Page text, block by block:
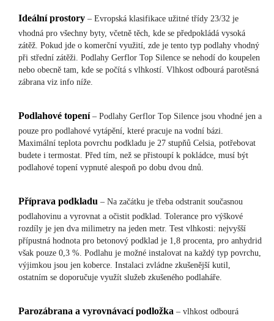
Ideální prostory – Evropská klasifikace užitné třídy 23/32 je
vhodná pro všechny byty, včetně těch, kde se předpokládá vysoká
zátěž. Pokud jde o komerční využití, zde je tento typ podlahy vhodný
při střední zátěži. Podlahy Gerflor Top Silence se nehodí do koupelen
nebo obecně tam, kde se počítá s vlhkostí. Vlhkost odbourá parotěsná
zábrana viz info níže.
Podlahové topení – Podlahy Gerflor Top Silence jsou vhodné jen a
pouze pro podlahové vytápění, které pracuje na vodní bázi.
Maximální teplota povrchu podkladu je 27 stupňů Celsia, potřebovat
budete i termostat. Před tím, než se přistoupí k pokládce, musí být
podlahové topení vypnuté alespoň po dobu dvou dnů.
Příprava podkladu – Na začátku je třeba odstranit současnou
podlahovinu a vyrovnat a očistit podklad. Tolerance pro výškové
rozdíly je jen dva milimetry na jeden metr. Test vlhkosti: nejvyšší
přípustná hodnota pro betonový podklad je 1,8 procenta, pro anhydrid
však pouze 0,3 %. Podlahu je možné instalovat na každý typ povrchu,
výjimkou jsou jen koberce. Instalaci zvládne zkušenější kutil,
ostatním se doporučuje využít služeb zkušeného podlaháře.
Parozábrana a vyrovnávací podložka – vlhkost odbourá